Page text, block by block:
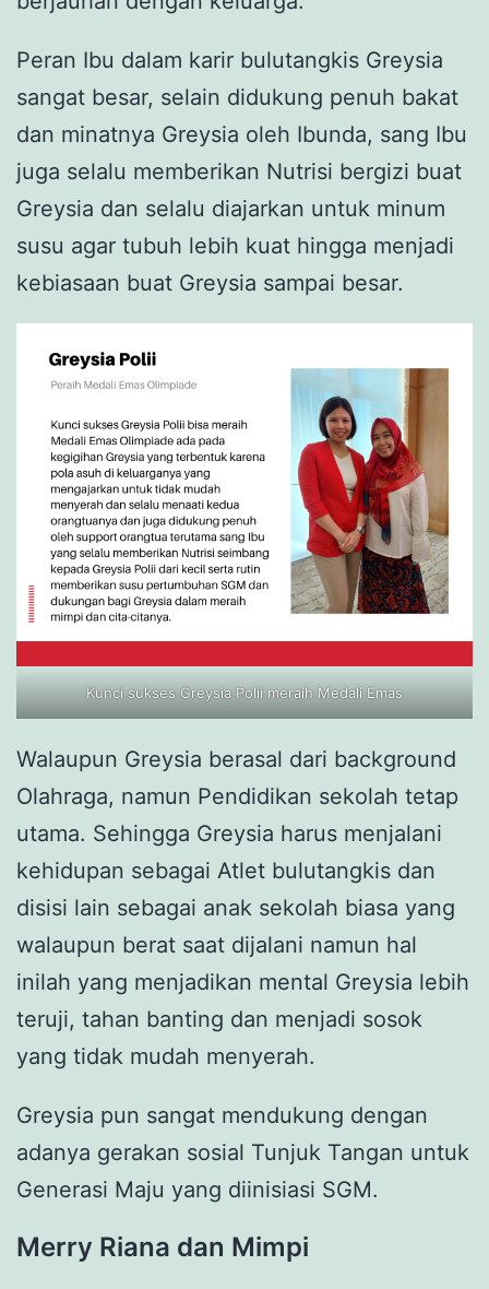
Peran Ibu dalam karir bulutangkis Greysia
sangat besar, selain didukung penuh bakat
dan minatnya Greysia oleh Ibunda, sang Ibu
juga selalu memberikan Nutrisi bergizi buat
Greysia dan selalu diajarkan untuk minum
susu agar tubuh lebih kuat hingga menjadi
kebiasaan buat Greysia sampai besar.
Kunci sukses Greysia Polii meraih Medali Emas
Walaupun Greysia berasal dari background
Olahraga, namun Pendidikan sekolah tetap
utama. Sehingga Greysia harus menjalani
kehidupan sebagai Atlet bulutangkis dan
disisi lain sebagai anak sekolah biasa yang
walaupun berat saat dijalani namun hal
inilah yang menjadikan mental Greysia lebih
teruji, tahan banting dan menjadi sosok
yang tidak mudah menyerah.
Greysia pun sangat mendukung dengan
adanya gerakan sosial Tunjuk Tangan untuk
Generasi Maju yang diinisiasi SGM.
Merry Riana dan Mimpi